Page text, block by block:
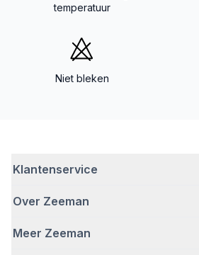
temperatuur
Niet bleken
Klantenservice
Veelgestelde vragen
Bezorgen
Over Zeeman
Wie wij zijn
Meer Zeeman